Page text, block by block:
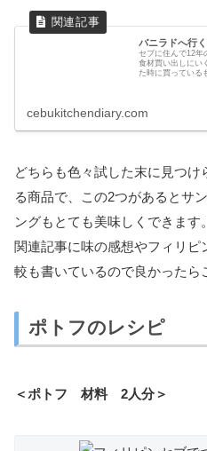
バニラドへ行
セブに住んで12年
食材買い出しにい
た時に買っている
cebukitchendiary.com
どちらも色々試した末に見つ
る商品で、この2つがあるとサ
ングもとても美味しくできます。
関連記事に味の感想やフィリ
較も書いているので良かったら
ポトフのレシピ
＜ポトフ 材料 2人分＞